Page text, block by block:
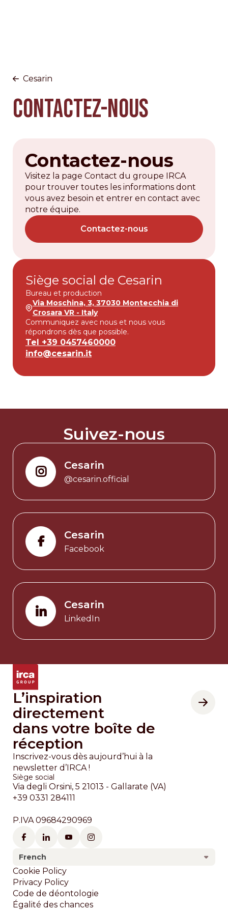
Cesarin
Contactez-nous
Contactez-nous
Visitez la page Contact du groupe IRCA
pour trouver toutes les informations dont
vous avez besoin et entrer en contact avec
notre équipe.
Contactez-nous
Siège social de Cesarin
Bureau et production
Via Moschina, 3, 37030 Montecchia di
Crosara VR - Italy
Communiquez avec nous et nous vous
répondrons dès que possible.
Tel +39 0457460000
info@cesarin.it
Suivez-nous
Cesarin
@cesarin.official
Cesarin
Facebook
Cesarin
LinkedIn
L’inspiration
directement
dans votre boîte de
réception
Inscrivez-vous dès aujourd’hui à la
newsletter d’IRCA !
Siège social
Via degli Orsini, 5 21013 - Gallarate (VA)
+39 0331 284111
P.IVA 09684290969
French
Footer
Cookie Policy
Privacy Policy
Code de déontologie
Égalité des chances